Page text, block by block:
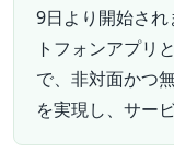
9日より開始さ
トフォンアプリ
で、非対面かつ
を実現し、サー